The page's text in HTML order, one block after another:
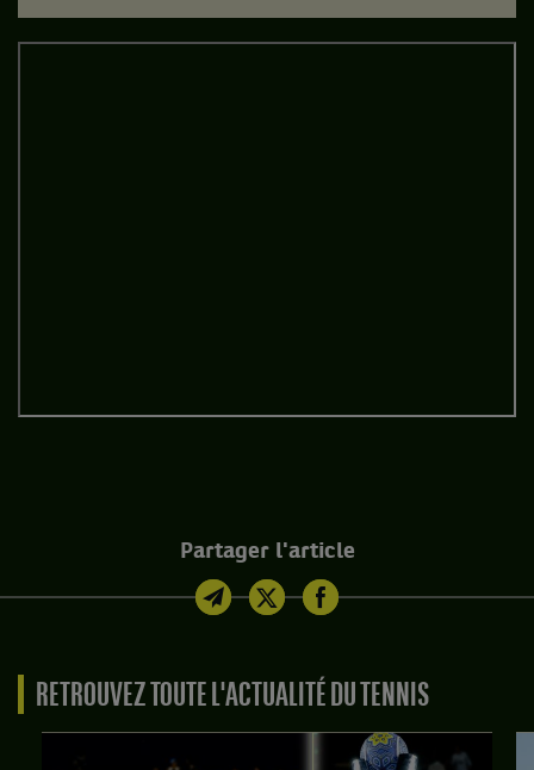
Partager l'article
RETROUVEZ TOUTE L'ACTUALITÉ DU TENNIS